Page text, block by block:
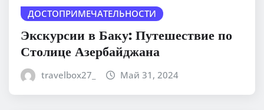
ДОСТОПРИМЕЧАТЕЛЬНОСТИ
Экскурсии в Баку: Путешествие по
Столице Азербайджана
travelbox27_ Май 31, 2024